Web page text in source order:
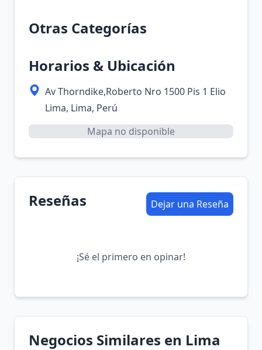
Otras Categorías
Horarios & Ubicación
Av Thorndike,Roberto Nro 1500 Pis 1 Elio
Lima, Lima, Perú
Mapa no disponible
Reseñas Dejar una Reseña
¡Sé el primero en opinar!
Negocios Similares en Lima